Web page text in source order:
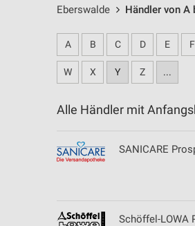
Eberswalde Händler von A
A B C D E F
W X Y Z ...
Alle Händler mit
SANICARE
Schöffel-LOWA